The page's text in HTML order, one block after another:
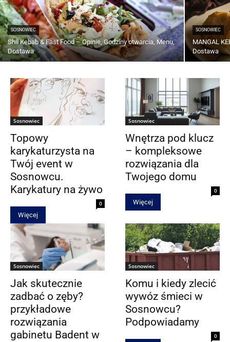
SOSNOWIEC
Shii Kebab & Fast Food – Opinie, Godziny otwarcia, Menu,
Dostawa
SOSNOWIEC
MANGAL
Dostawa
Sosnowiec
​Topowy
karykaturzysta na
Twój event w
Sosnowcu.
Karykatury na żywo
0
Więcej
Sosnowiec
Wnętrza pod klucz
– kompleksowe
rozwiązania dla
Twojego domu
0
Więcej
Sosnowiec
Jak skutecznie
zadbać o zęby?
przykładowe
rozwiązania
gabinetu Badent w
Sosnowiec
Komu i kiedy zlecić
wywóz śmieci w
Sosnowcu?
Podpowiadamy
0